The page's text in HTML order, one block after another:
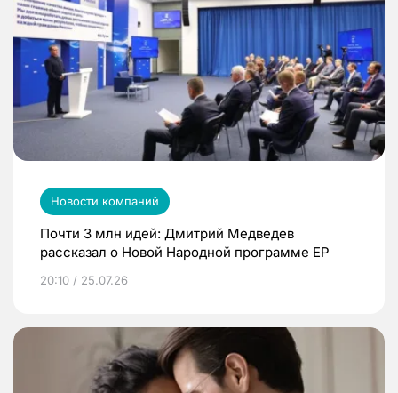
Новости компаний
Почти 3 млн идей: Дмитрий Медведев
рассказал о Новой Народной программе ЕР
20:10 / 25.07.26